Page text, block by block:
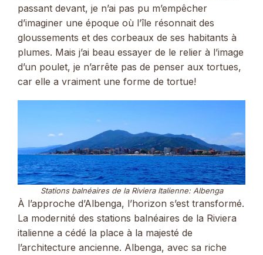
passant devant, je n’ai pas pu m’empêcher
d’imaginer une époque où l’île résonnait des
gloussements et des corbeaux de ses habitants à
plumes. Mais j’ai beau essayer de le relier à l’image
d’un poulet, je n’arrête pas de penser aux tortues,
car elle a vraiment une forme de tortue!
Stations balnéaires de la Riviera Italienne: Albenga
À l’approche d’Albenga, l’horizon s’est transformé.
La modernité des stations balnéaires de la Riviera
italienne a cédé la place à la majesté de
l’architecture ancienne. Albenga, avec sa riche